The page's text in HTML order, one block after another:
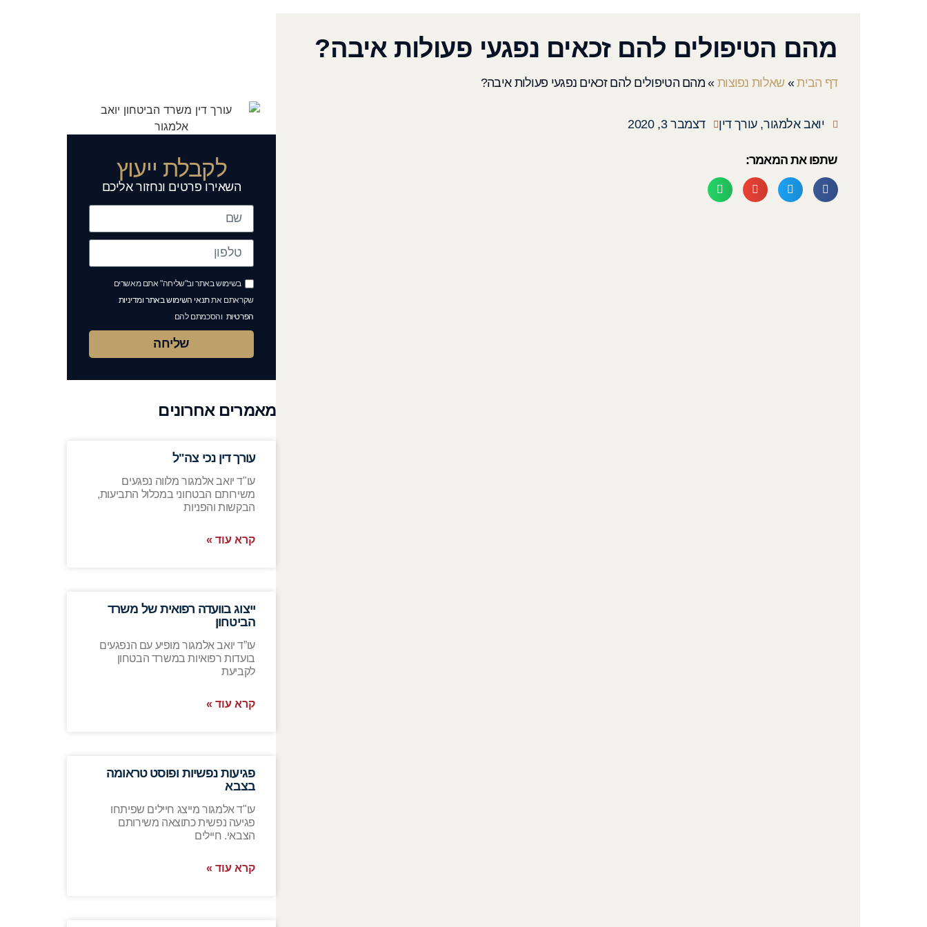
מהם הטיפולים להם זכאים נפגעי פעולות איבה?
דף הבית»שאלות נפוצות » מהם הטיפולים להם זכאים נפגעי פעולות איבה?
יואב אלמגור, עורך דין דצמבר 3, 2020
שתפו את המאמר: לקבלת ייעוץ
השאירו פרטים ונחזור אליכם
בשימוש באתר וב"שליחה" אתם מאשרים
שקראתם אתתנאי השימוש באתר ומדיניות
הפרטיות והסכמתם להם
שליחה
מאמרים אחרונים
עורך דין נכי צה"ל
עו"ד יואב אלמגור מלווה נפגעים
משירותם הבטחוני במכלול התביעות,
הבקשות והפניות
קרא עוד »
ייצוג בוועדה רפואית של משרד
הביטחון
עו”ד יואב אלמגור מופיע עם הנפגעים
בועדות רפואיות במשרד הבטחון
לקביעת
קרא עוד »
פגיעות נפשיות ופוסט טראומה
בצבא
עו"ד אלמגור מייצג חיילים שפיתחו
פגיעה נפשית כתוצאה משירותם
הצבאי. חיילים
קרא עוד »